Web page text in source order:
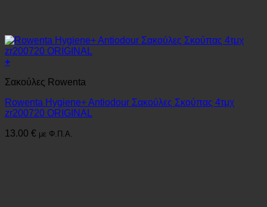
+
Σακούλες Rowenta
Rowenta Hygiene+ Antiodour Σακούλες Σκούπας 4τμχ
zr200720 ORIGINAL
13.00 € με Φ.Π.Α.